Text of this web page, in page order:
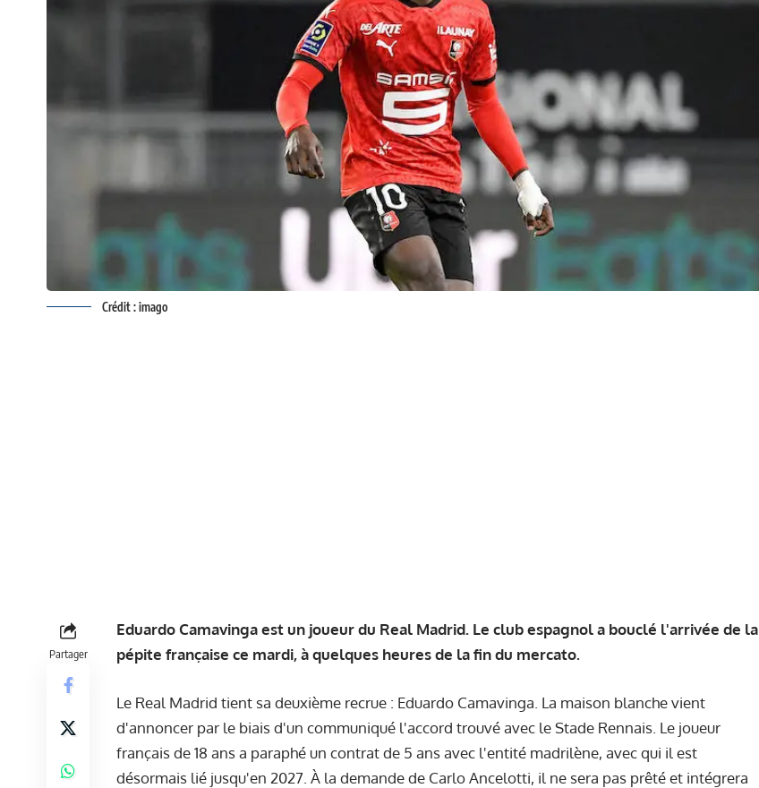
Crédit : imago
Partager
Eduardo Camavinga est un joueur du Real Madrid. Le club espagnol a bouclé l'arrivée de la
pépite française ce mardi, à quelques heures de la fin du mercato.
Le Real Madrid tient sa deuxième recrue : Eduardo Camavinga. La maison blanche vient
d'annoncer par le biais d'un communiqué l'accord trouvé avec le Stade Rennais. Le joueur
français de 18 ans a paraphé un contrat de 5 ans avec l'entité madrilène, avec qui il est
désormais lié jusqu'en 2027. À la demande de Carlo Ancelotti, il ne sera pas prêté et intégrera